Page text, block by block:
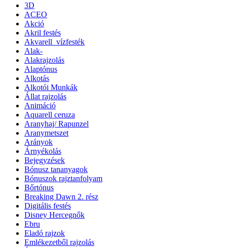
3D
ACEO
Akció
Akril festés
Akvarell_vízfesték
Alak-
Alakrajzolás
Alaptónus
Alkotás
Alkotói Munkák
Állat rajzolás
Animáció
Aquarell ceruza
Aranyhaj/ Rapunzel
Aranymetszet
Arányok
Árnyékolás
Bejegyzések
Bónusz tananyagok
Bónuszok rajztanfolyam
Bőrtónus
Breaking Dawn 2. rész
Digitális festés
Disney Hercegnők
Ebru
Eladó rajzok
Emlékezetből rajzolás